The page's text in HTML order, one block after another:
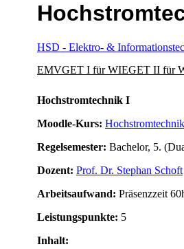
HSD - Elektro- &
EMVGET I für WIEGET II für
​​​Hochstromtechnik​ I
Moodle​-Kurs:
Regelsemester: Bachelor, 5.
Dozent: Prof. Dr. Stephan Sch​oft
Arbeitsaufwand: Präsenzzeit
Leistungspunkte: 5
Inhalt: